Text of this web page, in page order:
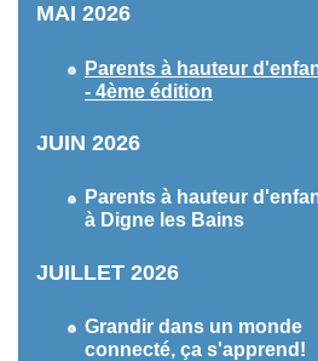
MAI 2026
Parents à hauteur
- 4ème édition
JUIN 2026
Parents à hauteur
à Digne les Bains
JUILLET 2026
Grandir dans un monde
connecté, ça s'apprend!